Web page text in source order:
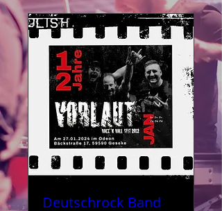
Deutschrock Band